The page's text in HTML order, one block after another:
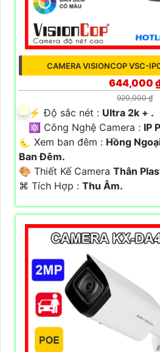
CAMERA VISIONCOP VSC-
644,000
920,000 ₫
️⚡ Độ sắc nét : Ultra 2k + .
⚛️ Công Nghệ Camera : IP
🌜 Xem ban đêm : Hồng
Ban Ðêm.
🎨 Thiết Kế Camera Thân
️⌘ Tích Hợp : Thu Âm.